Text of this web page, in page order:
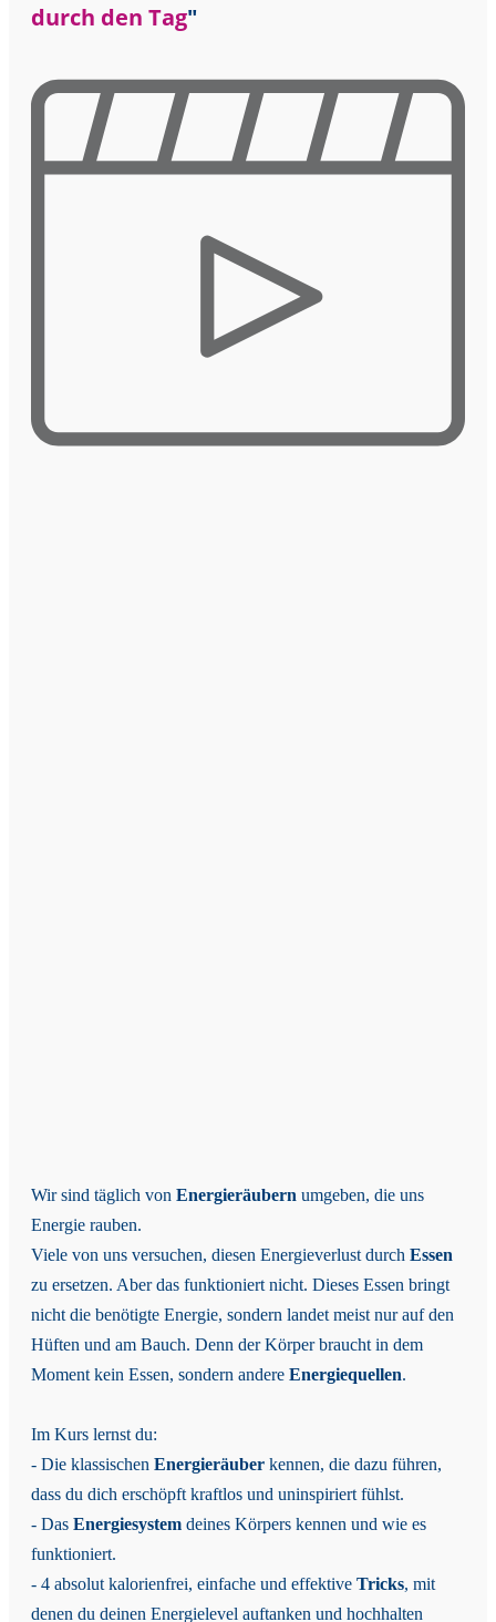
durch den Tag"
Wir sind täglich von Energieräubern umgeben, die uns
Energie rauben.
Viele von uns versuchen, diesen Energieverlust durch Essen
zu ersetzen. Aber das funktioniert nicht. Dieses Essen bringt
nicht die benötigte Energie, sondern landet meist nur auf den
Hüften und am Bauch. Denn der Körper braucht in dem
Moment kein Essen, sondern andere Energiequellen.
Im Kurs lernst du:
- Die klassischen Energieräuber kennen, die dazu führen,
dass du dich erschöpft kraftlos und uninspiriert fühlst.
- Das Energiesystem deines Körpers kennen und wie es
funktioniert.
- 4 absolut kalorienfrei, einfache und effektive Tricks, mit
denen du deinen Energielevel auftanken und hochhalten